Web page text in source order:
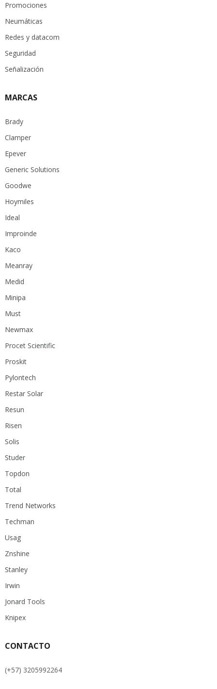
Promociones
Neumáticas
Redes y datacom
Seguridad
Señalización
MARCAS
Brady
Clamper
Epever
Generic Solutions
Goodwe
Hoymiles
Ideal
Improinde
Kaco
Meanray
Medid
Minipa
Must
Newmax
Procet Scientific
Proskit
Pylontech
Restar Solar
Resun
Risen
Solis
Studer
Topdon
Total
Trend Networks
Techman
Usag
Znshine
Stanley
Irwin
Jonard Tools
Knipex
CONTACTO
(+57) 3205992264